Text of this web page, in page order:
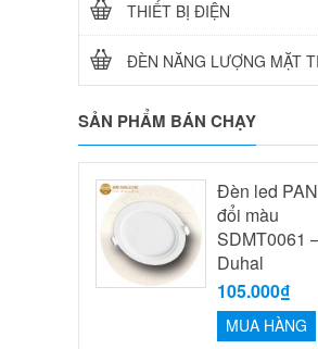
THIẾT BỊ ĐIỆN
ĐÈN NĂNG LƯỢNG MẶT
SẢN PHẨM BÁN CHẠY
Đèn led
đổi màu
SDMT0061
Duhal
105.000₫
MUA HÀNG